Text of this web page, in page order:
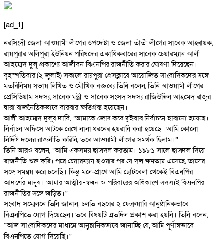
[ad_1]
নরসিংদী জেলা আওয়ামী লীগের উপদেষ্টা ও জেলা তাঁতী লীগের সাবেক আহ্বায়ক,
রায়পুরার অলিপুরা ইউনিয়ন পরিষদের একাধিকবারের সাবেক চেয়ারম্যান আলী
আহম্মেদ দুলু প্রকাশ্যে আজীবন বিএনপির রাজনীতি করার ঘোষণা দিয়েছেন।
বৃহস্পতিবার (২ জুলাই) সকালে রায়পুরা প্রেসক্লাবে আয়োজিত সাংবাদিকদের সঙ্গে
মতবিনিময় সভায় লিখিত ও মৌখিক বক্তব্যে তিনি বলেন, তিনি আওয়ামী লীগের
প্রেসিডিয়াম সদস্য, সাবেক মন্ত্রী ও সাবেক সংসদ সদস্য রাজিউদ্দিন আহমেদ রাজুর
দ্বারা রাজনৈতিকভাবে বারবার ক্ষতিগ্রস্ত হয়েছেন।
আলী আহম্মেদ দুলুর দাবি, “আমাকে জোর করে দুইবার নির্বাচনে হারানো হয়েছে।
নির্বাচন অফিসে আটকে রেখে নানা ধরনের হয়রানি করা হয়েছে। আমি কোনো
নির্দিষ্ট দলের রাজনীতি করিনি, তবে আওয়ামী লীগের সমর্থক ছিলাম।”
তিনি আরও বলেন, “আমি একসময় ছাত্রদল করতাম। ১৯৮১ সালে ছাত্রদল দিয়ে
রাজনীতি শুরু করি। পরে চেয়ারম্যান হওয়ার পর যে দল ক্ষমতায় এসেছে, তাদের
সঙ্গে সমন্বয় করে চলেছি। কিন্তু মনে-প্রাণে আমি ছোটবেলা থেকেই বিএনপির
আদর্শের মানুষ। আমার আত্মীয়-স্বজন ও পরিবারের অধিকাংশ সদস্যই বিএনপির
রাজনীতির সঙ্গে জড়িত।”
সংবাদ সম্মেলনে তিনি জানান, চলতি বছরের ২ ফেব্রুয়ারি আনুষ্ঠানিকভাবে
বিএনপিতে যোগ দিয়েছেন। তবে বিষয়টি এতদিন প্রকাশ করা হয়নি। তিনি বলেন,
“আজ সাংবাদিকদের মাধ্যমে আনুষ্ঠানিকভাবে জানাচ্ছি যে, আমি পূর্ণাঙ্গভাবে
বিএনপিতে যোগ দিয়েছি।”